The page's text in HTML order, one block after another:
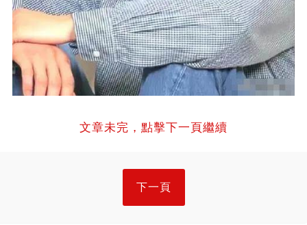
文章未完，點擊下一頁繼續
下一頁